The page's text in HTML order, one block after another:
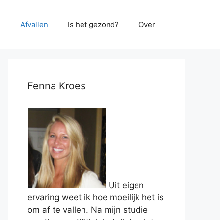
Afvallen Is het gezond? Over
Fenna Kroes
Uit eigen
ervaring weet ik hoe moeilijk het is
om af te vallen. Na mijn studie